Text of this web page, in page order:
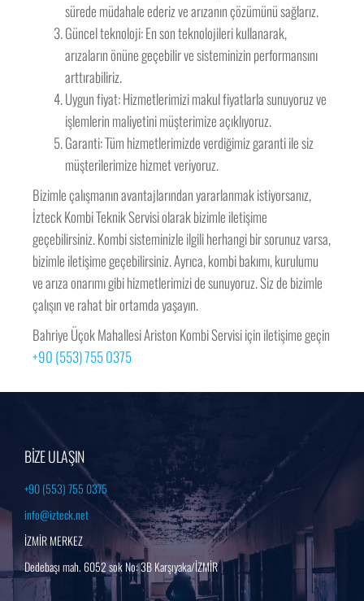
sürede müdahale ederiz ve arızanın çözümünü sağlarız.
Güncel teknoloji: En son teknolojileri kullanarak,
arızaların önüne geçebilir ve sisteminizin performansını
arttırabiliriz.
Uygun fiyat: Hizmetlerimizi makul fiyatlarla sunuyoruz ve
işlemlerin maliyetini müşterimize açıklıyoruz.
Garanti: Tüm hizmetlerimizde verdiğimiz garanti ile siz
müşterilerimize hizmet veriyoruz.
Bizimle çalışmanın avantajlarından yararlanmak istiyorsanız,
İzteck Kombi Teknik Servisi olarak bizimle iletişime
geçebilirsiniz. Kombi sisteminizle ilgili herhangi bir sorunuz varsa,
bizimle iletişime geçebilirsiniz. Ayrıca, kombi bakımı, kurulumu
ve arıza onarımı gibi hizmetlerimizi de sunuyoruz. Siz de bizimle
çalışın ve rahat bir ortamda yaşayın.
Bahriye Üçok Mahallesi Ariston Kombi Servisi için iletişime geçin
+90 (553) 755 0375
BİZE ULAŞIN
+90 (553) 755 0375
info@izteck.net
İZMİR MERKEZ
Dedebaşı mah. 6052 sok No: 3B Karşıyaka/İZMİR